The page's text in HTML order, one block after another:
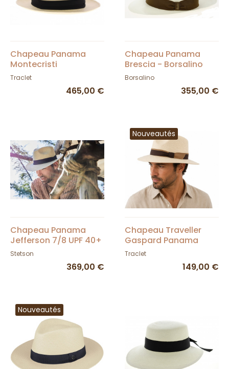
Chapeau Panama
Montecristi
Traclet
465,00 €
Chapeau Panama
Brescia - Borsalino
Borsalino
355,00 €
Chapeau Panama
Jefferson 7/8 UPF 40+
- Stetson
Stetson
369,00 €
Nouveautés
Chapeau Traveller
Gaspard Panama
Naturel - Traclet
Traclet
149,00 €
Nouveautés